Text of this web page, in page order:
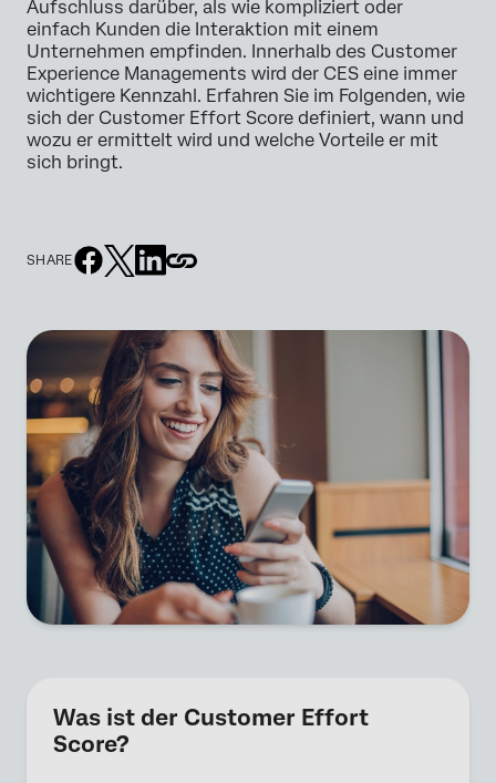
Aufschluss darüber, als wie kompliziert oder
einfach Kunden die Interaktion mit einem
Unternehmen empfinden. Innerhalb des Customer
Experience Managements wird der CES eine immer
wichtigere Kennzahl. Erfahren Sie im Folgenden, wie
sich der Customer Effort Score definiert, wann und
wozu er ermittelt wird und welche Vorteile er mit
sich bringt.
SHARE
Was ist der Customer Effort
Score?